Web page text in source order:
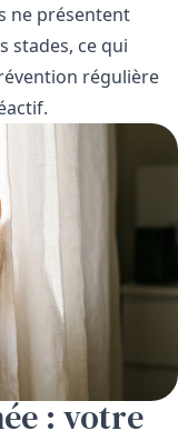
ne présentent
stades, ce qui
régulière
: votre